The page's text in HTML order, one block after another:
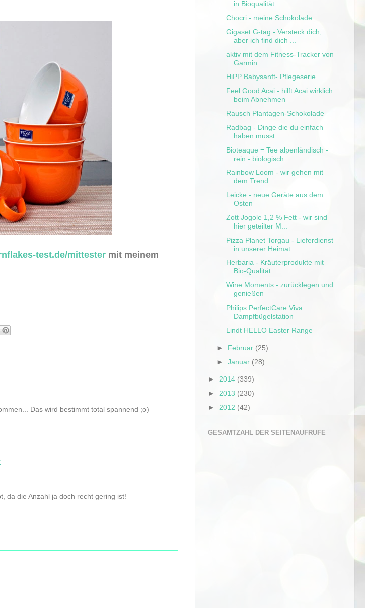
test.de/mittester mit meinem
Das wird bestimmt total spannend ;o)
da die Anzahl ja doch recht gering ist!
in Bioqualität
Chocri - meine Schokolade
Gigaset G-tag - Versteck dich,
aber ich find dich ...
aktiv mit dem Fitness-Tracker von
Garmin
HiPP Babysanft- Pflegeserie
Feel Good Acai - hilft Acai wirklich
beim Abnehmen
Rausch Plantagen-Schokolade
Radbag - Dinge die du einfach
haben musst
Bioteaque = Tee alpenländisch -
rein - biologisch ...
Rainbow Loom - wir gehen mit
dem Trend
Leicke - neue Geräte aus dem
Osten
Zott Jogole 1,2 % Fett - wir sind
hier geteilter M...
Pizza Planet Torgau - Lieferdienst
in unserer Heimat
Herbaria - Kräuterprodukte mit
Bio-Qualität
Wine Moments - zurücklegen und
genießen
Philips PerfectCare Viva
Dampfbügelstation
Lindt HELLO Easter Range
► Februar (25)
►Januar (28)
► 2014 (339)
► 2013 (230)
► 2012 (42)
GESAMTZAHL DER SEITENAUFRUFE